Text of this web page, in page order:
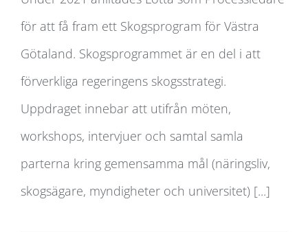
Västra Götaland
för att få fram ett Skogsprogram för Västra
Götaland. Skogsprogrammet är en del i att
förverkliga regeringens skogsstrategi.
Uppdraget innebar att utifrån möten,
workshops, intervjuer och samtal samla
parterna kring gemensamma mål (näringsliv,
skogsägare, myndigheter och universitet) [...]